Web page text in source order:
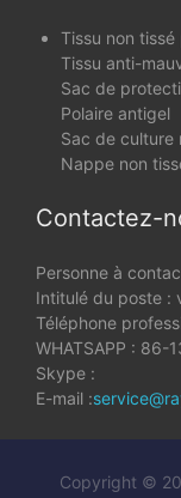
Tissu non
Tissu anti-
Sac de
Polaire antigel
Sac de culture
Nappe non
Contactez-
Personne à
Intitulé du poste :
Téléphone
WHATSAPP : 86-
Skype :
E-mail :
Copyright ©